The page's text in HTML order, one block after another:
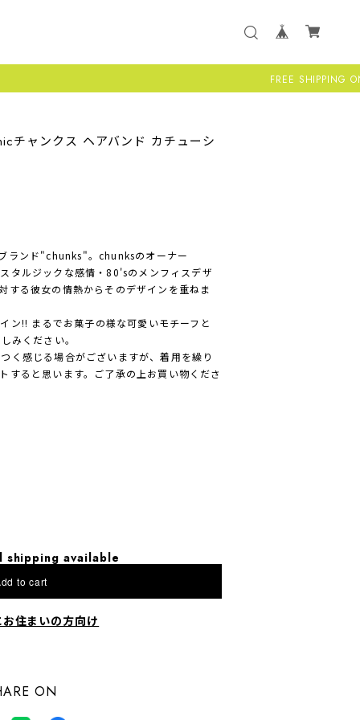
FREE SHIPPING ON ALL US
チャンクス ヘアバンド カチューシ
ランド"chunks"。chunksのオーナー
タルジックな感情・80'sのメンフィスデザ
する彼女の情熱からそのデザインを重ねま
ン!! まるでお菓子の様な可愛いモチーフと
みください。
く感じる場合がございますが、着用を繰り
すると思います。ご了承の上お買い物くださ
shipping available
to cart
住まいの方向け
ON